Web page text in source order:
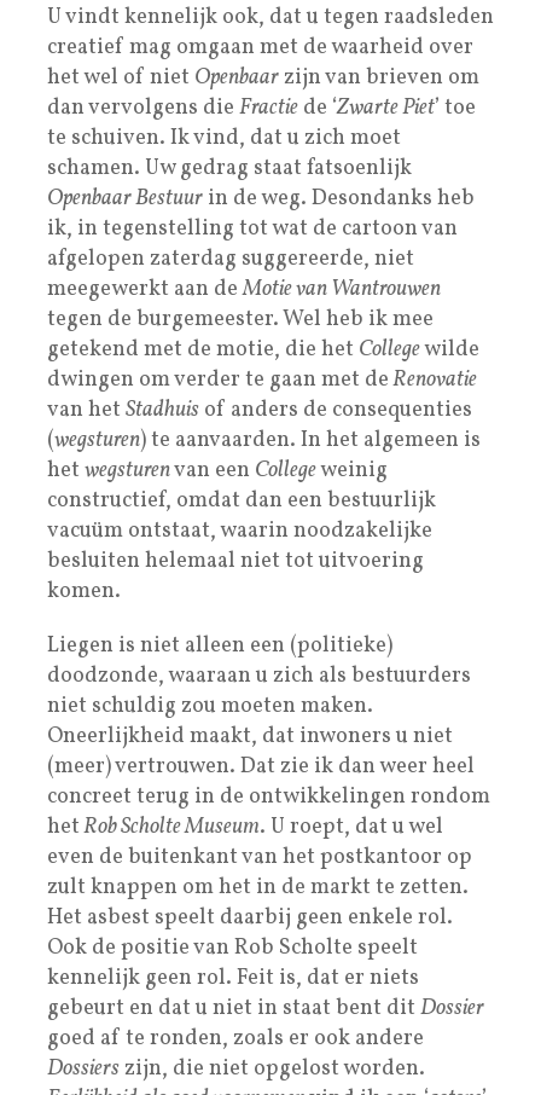
U vindt kennelijk ook, dat u tegen raadsleden
creatief mag omgaan met de waarheid over
het wel of niet Openbaarzijn van brieven om
dan vervolgens die Fractie de ‘Zwarte Piet’ toe
te schuiven. Ik vind, dat u zich moet
schamen. Uw gedrag staat fatsoenlijk
Openbaar Bestuur in de weg. Desondanks heb
ik, in tegenstelling tot wat de cartoon van
afgelopen zaterdag suggereerde, niet
meegewerkt aan deMotie van Wantrouwen
tegen de burgemeester. Wel heb ik mee
getekend met de motie, die het Collegewilde
dwingen om verder te gaan met deRenovatie
van het Stadhuis of anders de consequenties
(wegsturen) te aanvaarden. In het algemeen is
het wegsturenvan een Collegeweinig
constructief, omdat dan een bestuurlijk
vacuüm ontstaat, waarin noodzakelijke
besluiten helemaal niet tot uitvoering
komen.
Liegen is niet alleen een (politieke)
doodzonde, waaraan u zich als bestuurders
niet schuldig zou moeten maken.
Oneerlijkheid maakt, dat inwoners u niet
(meer) vertrouwen. Dat zie ik dan weer heel
concreet terug in de ontwikkelingen rondom
hetRob Scholte Museum. U roept, dat u wel
even de buitenkant van het postkantoor op
zult knappen om het in de markt te zetten.
Het asbest speelt daarbij geen enkele rol.
Ook de positie van Rob Scholte speelt
kennelijk geen rol. Feit is, dat er niets
gebeurt en dat u niet in staat bent dit Dossier
goed af te ronden, zoals er ook andere
Dossierszijn, die niet opgelost worden.